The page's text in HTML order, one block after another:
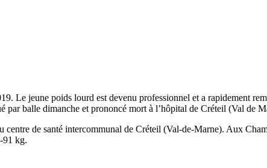
Le jeune poids lourd est devenu professionnel et a rapidement
par balle dimanche et prononcé mort à l’hôpital de Créteil (Val de
de santé intercommunal de Créteil (Val-de-Marne). Aux
91 kg.